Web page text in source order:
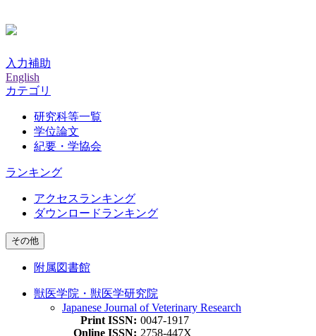
入力補助
English
カテゴリ
研究科等一覧
学位論文
紀要・学協会
ランキング
アクセスランキング
ダウンロードランキング
その他
附属図書館
獣医学院・獣医学研究院
Japanese Journal of Veterinary Research
Print ISSN: 0047-1917
Online ISSN: 2758-447X